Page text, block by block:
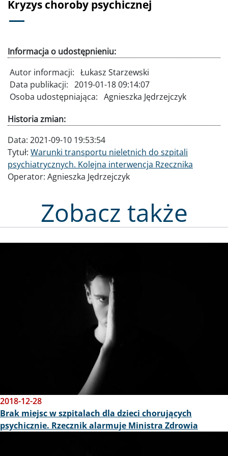
Kryzys choroby psychicznej
Informacja o udostępnieniu:
Autor informacji: Łukasz Starzewski
Data publikacji: 2019-01-18 09:14:07
Osoba udostępniająca: Agnieszka Jędrzejczyk
Historia zmian:
Data: 2021-09-10 19:53:54
Tytuł: Warunki transportu nieletnich do szpitali
psychiatrycznych. Kolejna interwencja Rzecznika
Operator: Agnieszka Jędrzejczyk
Zobacz także
2018-12-28
Brak miejsc w szpitalach dla dzieci chorujących
psychicznie. Rzecznik alarmuje Ministra Zdrowia